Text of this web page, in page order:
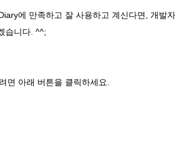
에 만족하고 잘 사용하고 계신다면, 개발자
습니다. ^^;
면 아래 버튼을 클릭하세요.